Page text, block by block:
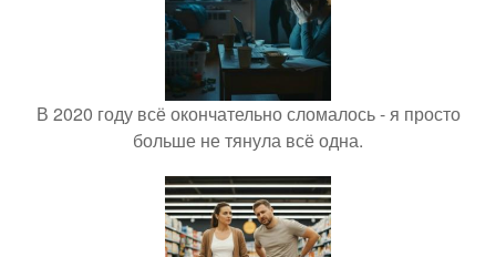
В 2020 году всё окончательно сломалось - я просто
больше не тянула всё одна.